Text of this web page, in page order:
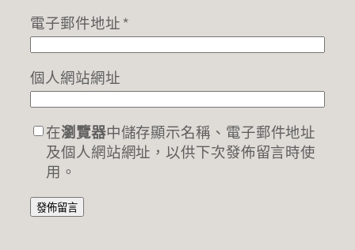
電子郵件地址*
個人網站網址
在瀏覽器中儲存顯示名稱、電子郵件地址
及個人網站網址，以供下次發佈留言時使
用。